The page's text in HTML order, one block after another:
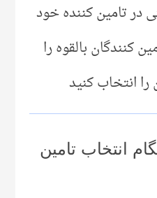
تامین کننده خود
کنندگان بالقوه را
انتخاب کنید
انتخاب تامین